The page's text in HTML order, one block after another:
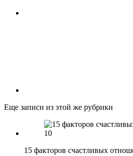
Еще записи из этой же рубрики
15 факторов счастливых